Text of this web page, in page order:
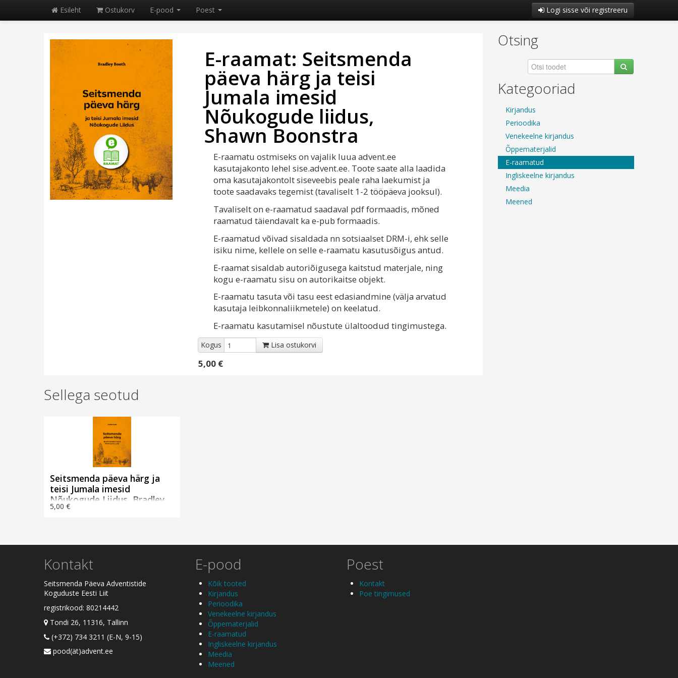
Esileht Ostukorv E-pood Poest Logi sisse või registreeru
E-raamat: Seitsmenda
päeva härg ja teisi
Jumala imesid
Nõukogude liidus,
Shawn Boonstra
E-raamatu ostmiseks on vajalik luua advent.ee
kasutajakonto lehel sise.advent.ee. Toote saate alla laadida
oma kasutajakontolt siseveebis peale raha laekumist ja
toote saadavaks tegemist (tavaliselt 1-2 tööpäeva jooksul).
Tavaliselt on e-raamatud saadaval pdf formaadis, mõned
raamatud täiendavalt ka e-pub formaadis.
E-raamatud võivad sisaldada nn sotsiaalset DRM-i, ehk selle
isiku nime, kellele on selle e-raamatu kasutusõigus antud.
E-raamat sisaldab autoriõigusega kaitstud materjale, ning
kogu e-raamatu sisu on autorikaitse objekt.
E-raamatu tasuta või tasu eest edasiandmine (välja arvatud
kasutaja leibkonnaliikmetele) on keelatud.
E-raamatu kasutamisel nõustute ülaltoodud tingimustega.
Kogus Lisa ostukorvi
5,00 €
Sellega seotud
Seitsmenda päeva härg ja
teisi Jumala imesid
Nõukogude Liidus, Bradley
Booth
5,00 €
Otsing
Kategooriad
Kirjandus
Perioodika
Venekeelne kirjandus
Õppematerjalid
E-raamatud
Ingliskeelne kirjandus
Meedia
Meened
Kontakt
Seitsmenda Päeva Adventistide
Koguduste Eesti Liit
registrikood: 80214442
Tondi 26, 11316, Tallinn
(+372) 734 3211 (E-N, 9-15)
pood(ät)advent.ee
E-pood
Kõik tooted
Kirjandus
Perioodika
Venekeelne kirjandus
Õppematerjalid
E-raamatud
Ingliskeelne kirjandus
Meedia
Meened
Poest
Kontakt
Poe tingimused